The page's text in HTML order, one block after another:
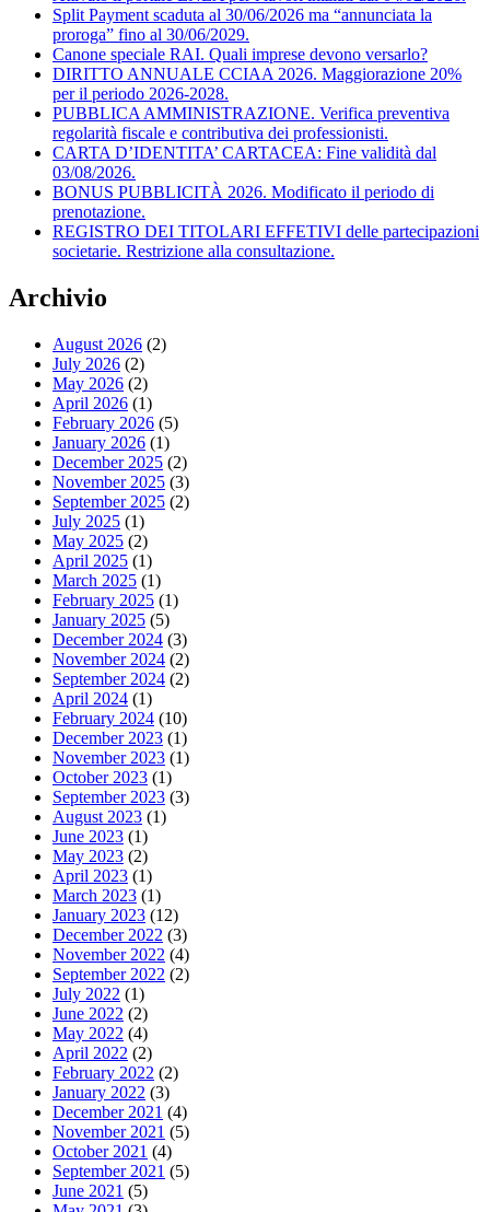
Split Payment scaduta al 30/06/2026 ma “annunciata la
proroga” fino al 30/06/2029.
Canone speciale RAI. Quali imprese devono versarlo?
DIRITTO ANNUALE CCIAA 2026. Maggiorazione 20%
per il periodo 2026-2028.
PUBBLICA AMMINISTRAZIONE. Verifica preventiva
regolarità fiscale e contributiva dei professionisti.
CARTA D’IDENTITA’ CARTACEA: Fine validità dal
03/08/2026.
BONUS PUBBLICITÀ 2026. Modificato il periodo di
prenotazione.
REGISTRO DEI TITOLARI EFFETIVI delle partecipazioni
societarie. Restrizione alla consultazione.
Archivio
August 2026 (2)
July 2026 (2)
May 2026 (2)
April 2026 (1)
February 2026 (5)
January 2026 (1)
December 2025 (2)
November 2025 (3)
September 2025 (2)
July 2025 (1)
May 2025 (2)
April 2025 (1)
March 2025 (1)
February 2025 (1)
January 2025 (5)
December 2024 (3)
November 2024 (2)
September 2024 (2)
April 2024 (1)
February 2024 (10)
December 2023 (1)
November 2023 (1)
October 2023 (1)
September 2023 (3)
August 2023 (1)
June 2023 (1)
May 2023 (2)
April 2023 (1)
March 2023 (1)
January 2023 (12)
December 2022 (3)
November 2022 (4)
September 2022 (2)
July 2022 (1)
June 2022 (2)
May 2022 (4)
April 2022 (2)
February 2022 (2)
January 2022 (3)
December 2021 (4)
November 2021 (5)
October 2021 (4)
September 2021 (5)
June 2021 (5)